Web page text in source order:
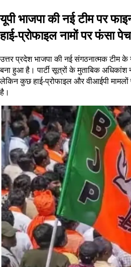
यूपी भाजपा की नई टीम पर
हाई-प्रोफाइल नामों पर फंसा पेच
उत्तर प्रदेश भाजपा की नई संगठनात्मक टीम
बना हुआ है। पार्टी सूत्रों के मुताबिक अधिकांश
लेकिन कुछ हाई-प्रोफाइल और वीआईपी
है।